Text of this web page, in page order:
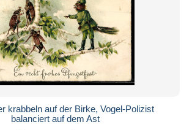
paiement
bancaire
krabbeln auf der Birke, Vogel-Polizist
balanciert auf dem Ast